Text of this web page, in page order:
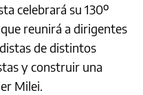
celebrará su 130º
reunirá a dirigentes
de distintos
y construir una
Milei.